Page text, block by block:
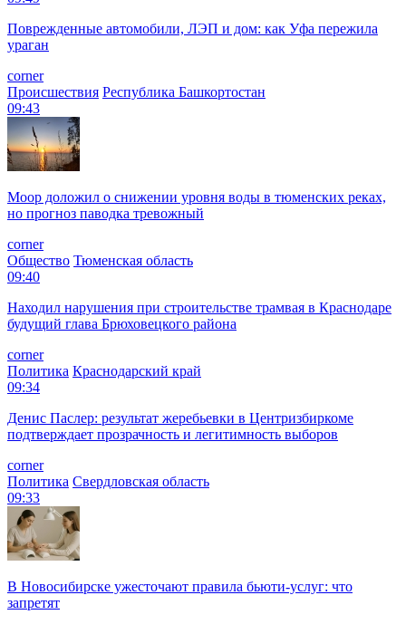
Поврежденные автомобили, ЛЭП и дом: как Уфа пережила
ураган
corner
Происшествия Республика Башкортостан
09:43
Моор доложил о снижении уровня воды в тюменских реках,
но прогноз паводка тревожный
corner
Общество Тюменская область
09:40
Находил нарушения при строительстве трамвая в Краснодаре
будущий глава Брюховецкого района
corner
Политика Краснодарский край
09:34
Денис Паслер: результат жеребьевки в Центризбиркоме
подтверждает прозрачность и легитимность выборов
corner
Политика Свердловская область
09:33
В Новосибирске ужесточают правила бьюти-услуг: что
запретят